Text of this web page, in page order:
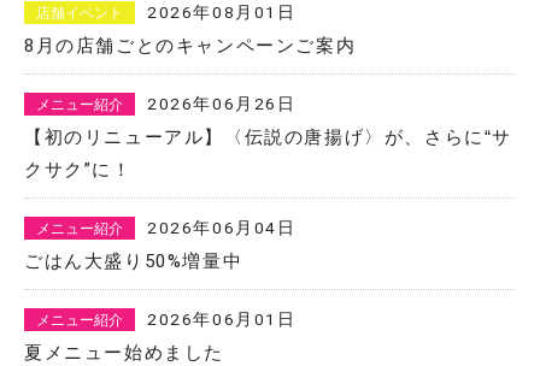
店舗イベント 2026年08月01日
8月の店舗ごとのキャンペーンご案内
メニュー紹介 2026年06月26日
【初のリニューアル】〈伝説の唐揚げ〉が、さらに“サ
クサク”に！
メニュー紹介 2026年06月04日
ごはん大盛り50%増量中
メニュー紹介 2026年06月01日
夏メニュー始めました